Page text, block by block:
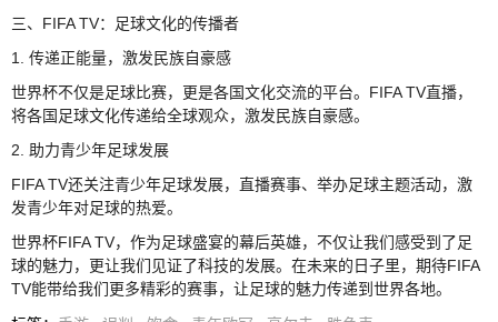
三、FIFA TV：足球文化的传播者
1. 传递正能量，激发民族自豪感
世界杯不仅是足球比赛，更是各国文化交流的平台。FIFA TV直播，
将各国足球文化传递给全球观众，激发民族自豪感。
2. 助力青少年足球发展
FIFA TV还关注青少年足球发展，直播赛事、举办足球主题活动，激
发青少年对足球的热爱。
世界杯FIFA TV，作为足球盛宴的幕后英雄，不仅让我们感受到了足
球的魅力，更让我们见证了科技的发展。在未来的日子里，期待FIFA
TV能带给我们更多精彩的赛事，让足球的魅力传递到世界各地。